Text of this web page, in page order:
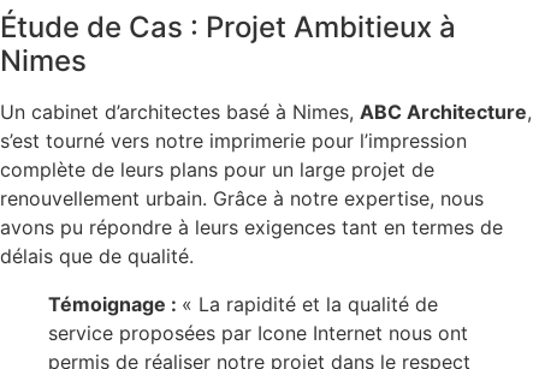
Étude de Cas : Projet Ambitieux à
Nimes
Un cabinet d’architectes basé à Nimes, ABC Architecture,
s’est tourné vers notre imprimerie pour l’impression
complète de leurs plans pour un large projet de
renouvellement urbain. Grâce à notre expertise, nous
avons pu répondre à leurs exigences tant en termes de
délais que de qualité.
Témoignage : « La rapidité et la qualité de
service proposées par Icone Internet nous ont
permis de réaliser notre projet dans le respect